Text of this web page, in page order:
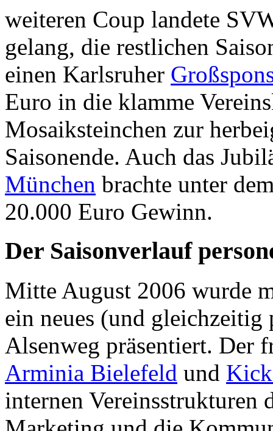
weiteren Coup landete
gelang, die restlichen
einen Karlsruher
Euro in die klamme
Mosaiksteinchen zur
Saisonende. Auch das
München brachte unter
20.000 Euro Gewinn.
Der Saisonverlauf
Mitte August 2006 wurde
ein neues (und gleichzeitig
Alsenweg präsentiert. Der
Arminia Bielefeld und
internen Vereinsstrukturen